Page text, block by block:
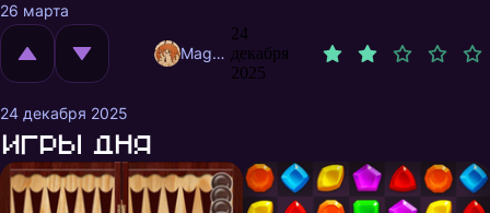
26 марта
MagnificentMrFox
24
декабря
2025
24 декабря 2025
Игры дня